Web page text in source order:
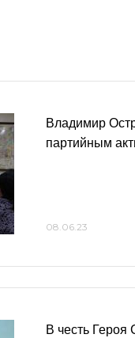
Владимир
партийным
08.06.23
В честь